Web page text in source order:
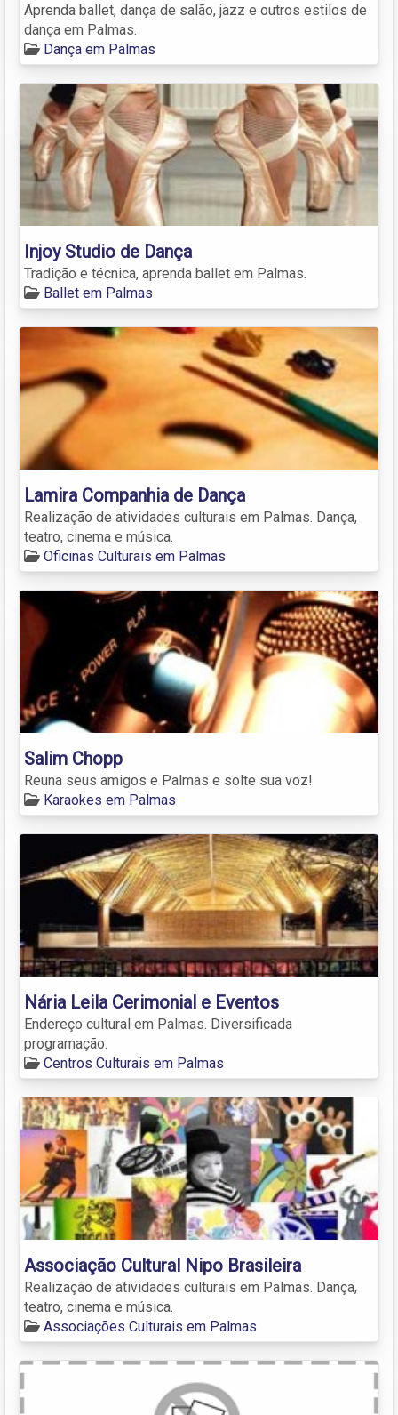
Aprenda ballet, dança de salão, jazz e outros estilos de
dança em Palmas.
Dança em Palmas
Injoy Studio de Dança
Tradição e técnica, aprenda ballet em Palmas.
Ballet em Palmas
Lamira Companhia de Dança
Realização de atividades culturais em Palmas. Dança,
teatro, cinema e música.
Oficinas Culturais em Palmas
Salim Chopp
Reuna seus amigos e Palmas e solte sua voz!
Karaokes em Palmas
Nária Leila Cerimonial e Eventos
Endereço cultural em Palmas. Diversificada
programação.
Centros Culturais em Palmas
Associação Cultural Nipo Brasileira
Realização de atividades culturais em Palmas. Dança,
teatro, cinema e música.
Associações Culturais em Palmas